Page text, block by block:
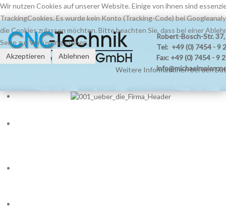
Robert-Bosch-Str.
Tel: +49 (0) 7454 - 9
Fax: +49 (0) 7454 - 9
Wir nutzen Cookies auf unserer Website. Einige von ihnen sind
TrackingCookies. Es wurde kein Konto (Tracking-Code) bei
die Cookies zulassen möchten. Bitte beachten Sie, dass bei einer
Seite zur Verfügung stehen.
Akzeptieren
Ablehnen
Weitere Informationen bei den